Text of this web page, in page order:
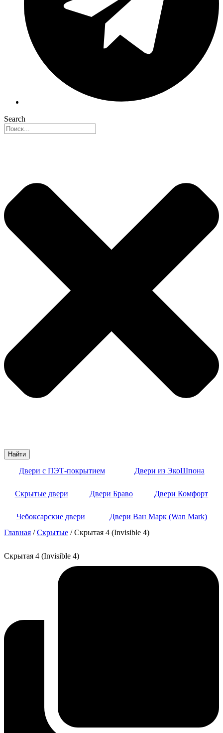
Search
Найти
Двери с ПЭТ-покрытием Двери из ЭкоШпона
Скрытые двери Двери Браво Двери Комфорт
Чебоксарские двери
Двери Ван Марк (Wan Mark)
Главная /Скрытые / Скрытая 4 (Invisible 4)
Скрытая 4 (Invisible 4)